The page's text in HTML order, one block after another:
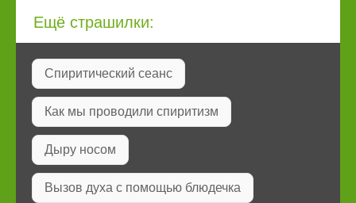
Ещё страшилки:
Спиритический сеанс
Как мы проводили спиритизм
Дыру носом
Вызов духа с помощью блюдечка